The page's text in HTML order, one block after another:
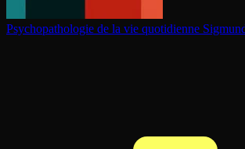
Psy­cho­pa­tho­lo­gie de la vie quotidienne